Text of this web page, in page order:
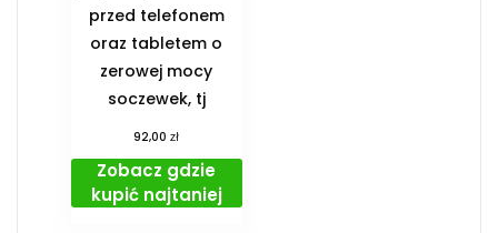
przed telefonem
oraz tabletem o
zerowej mocy
soczewek, tj
92,00zł
Zobacz gdzie
kupić najtaniej